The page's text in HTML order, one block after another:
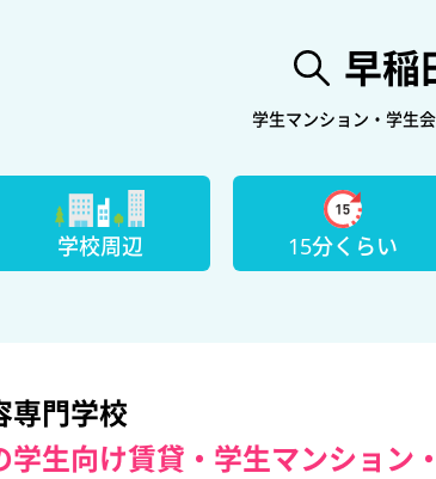
早稲
学生マンション・学生
学校周辺 15分くらい
専門学校
学生向け賃貸・学生マンション